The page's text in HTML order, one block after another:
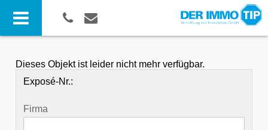
Dieses Objekt ist leider nicht mehr verfügbar.
Exposé-Nr.:
Firma